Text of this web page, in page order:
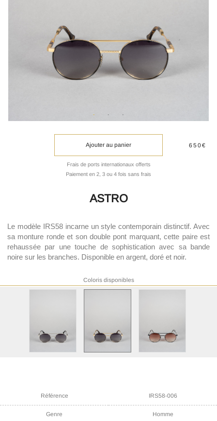
Ajouter au panier
Frais de ports internationaux offerts
Paiement en 2, 3 ou 4 fois sans frais
650€
ASTRO
Le modèle IRS58 incarne un style contemporain distinctif. Avec
sa monture ronde et son double pont marquant, cette paire est
rehaussée par une touche de sophistication avec sa bande
noire sur les branches. Disponible en argent, doré et noir.
Coloris disponibles
Référence IRS58-006
Genre Homme